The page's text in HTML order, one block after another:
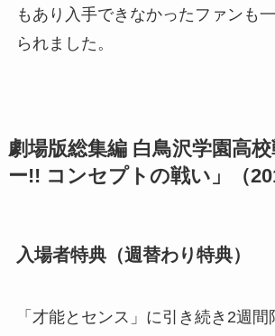
もあり入手できなかったファンも
られました。​
劇場版総集編 白鳥沢学園高
ー!! コンセプトの戦い」（
入場者特典（週替わり特典）
「才能とセンス」に引き続き2週間